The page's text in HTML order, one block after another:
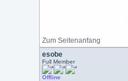
Zum Seitenanfang
esobe
Full Member
Offline